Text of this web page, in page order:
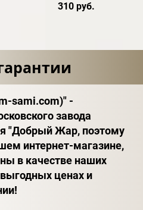
310 руб.
sami.com)" -
завода
"Добрый Жар, поэтому
интернет-магазине,
в качестве наших
ценах и